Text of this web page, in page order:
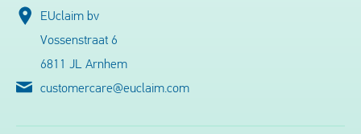
EUclaim bv
Vossenstraat 6
6811 JL Arnhem
customercare@euclaim.com